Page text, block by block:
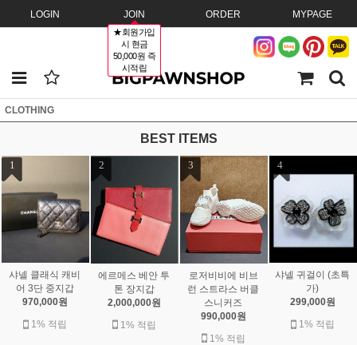
LOGIN JOIN
★회원가입
시 현금
50,000원 즉
시적립
ORDER MYPAGE
CLOTHING
BEST ITEMS
1
샤넬 클래식 캐비
어 3단 중지갑
970,000원
1% 적립
2
에르메스 베안 투
톤 장지갑
2,000,000원
1% 적립
3
로저비비에 비브
런 스트라스 버클
스니커즈
990,000원
1% 적립
4
샤넬 귀걸이 (초특
가)
299,000원
1% 적립